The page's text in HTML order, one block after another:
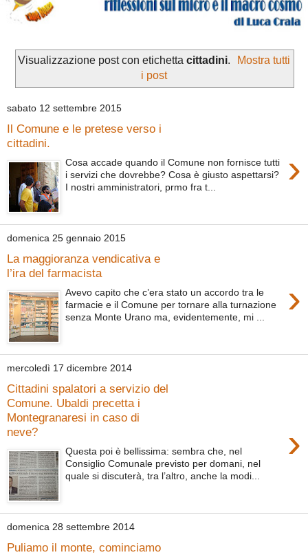
Visualizzazione post con etichetta cittadini.
Mostra tutti
i post
sabato 12 settembre 2015
Il Comune e le pretese verso i
cittadini.
›
Cosa accade quando il Comune non fornisce tutti
i servizi che dovrebbe? Cosa è giusto aspettarsi?
I nostri amministratori, prmo fra t...
domenica 25 gennaio 2015
La maggioranza vendicativa e
l’ira del farmacista
›
Avevo capito che c’era stato un accordo tra le
farmacie e il Comune per tornare alla turnazione
senza Monte Urano ma, evidentemente, mi ...
mercoledì 17 dicembre 2014
Cittadini spalatori a servizio del
Comune. Ubaldi precetta i
Montegranaresi in caso di
neve?
›
Questa poi è bellissima: sembra che, nel
Consiglio Comunale previsto per domani, nel
quale si discuterà, tra l’altro, anche la modi...
domenica 28 settembre 2014
Puliamo il monte, cominciamo